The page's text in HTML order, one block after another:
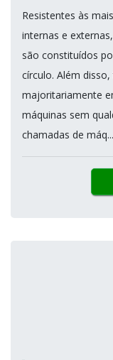
Resistentes às
internas e
são constituídos
círculo. Além
majoritariamente
máquinas sem
chamadas de máq...